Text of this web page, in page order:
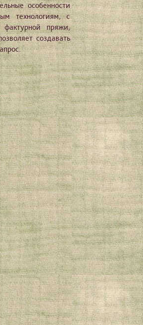
особенности
технологиям, с
фактурной пряжи,
создавать